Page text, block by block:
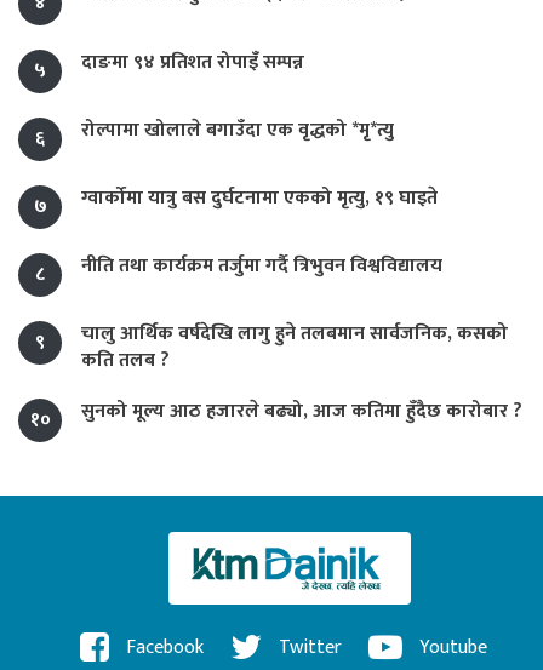
५ दाङमा ९४ प्रतिशत रोपाइँ सम्पन्न
६ रोल्पामा खोलाले बगाउँदा एक वृद्धको *मृ*त्यु
७ ग्वार्कोमा यात्रु बस दुर्घटनामा एकको मृत्यु, १९ घाइते
८ नीति तथा कार्यक्रम तर्जुमा गर्दै त्रिभुवन विश्वविद्यालय
९
चालु आर्थिक वर्षदेखि लागु हुने तलबमान सार्वजनिक, कसको
कति तलब ?
१०
सुनको मूल्य आठ हजारले बढ्यो, आज कतिमा हुँदैछ कारोबार ?
Facebook Twitter Youtube